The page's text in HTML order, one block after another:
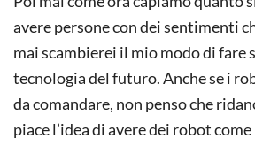
avere persone con dei sentimenti
mai scambierei il mio modo di fare
tecnologia del futuro. Anche se i
da comandare, non penso che
piace l’idea di avere dei robot